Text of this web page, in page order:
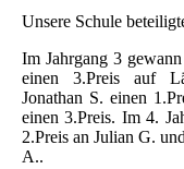
Unsere Schule
Im Jahrgang 3
einen 3.Preis auf
Jonathan S. einen
einen 3.Preis. Im 4.
2.Preis an Julian G.
A..